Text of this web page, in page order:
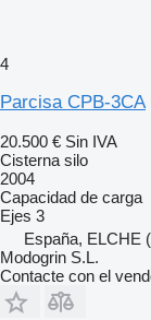
4
Parcisa CPB-3CA
20.500 € Sin IVA
Cisterna silo
2004
Capacidad de carga
Ejes 3
España, ELCHE
Modogrin S.L.
Contacte con el